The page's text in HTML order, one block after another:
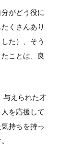
がどう役に
くさんあり
た）、そう
ことは、良
えられた才
を応援して
持ちを持っ